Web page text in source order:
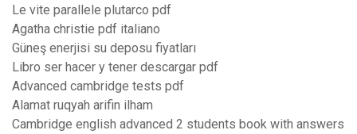
Le vite parallele plutarco pdf
Agatha christie pdf italiano
Güneş enerjisi su deposu fiyatları
Libro ser hacer y tener descargar pdf
Advanced cambridge tests pdf
Alamat ruqyah arifin ilham
Cambridge english advanced 2 students book with answers